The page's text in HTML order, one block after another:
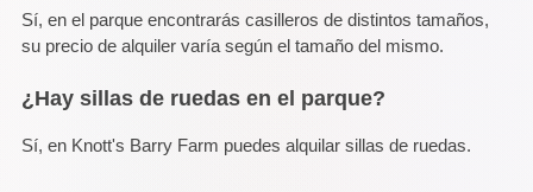
Sí, en el parque encontrarás casilleros de distintos tamaños,
su precio de alquiler varía según el tamaño del mismo.
¿Hay sillas de ruedas en el parque?
Sí, en Knott's Barry Farm puedes alquilar sillas de ruedas.